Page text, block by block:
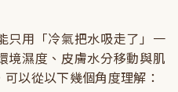
只用「冷氣把水吸走了」一
境濕度、皮膚水分移動與肌
以從以下幾個角度理解：